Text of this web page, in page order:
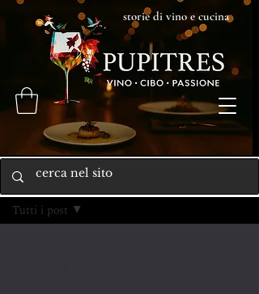
storie di vino e cucina
Home
Tutti i post